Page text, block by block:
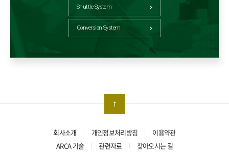
Shuttle System
Conversion System
회사소개 개인정보처리방침
이용약관
ARCA 기술
관련자료 찾아오시는 길